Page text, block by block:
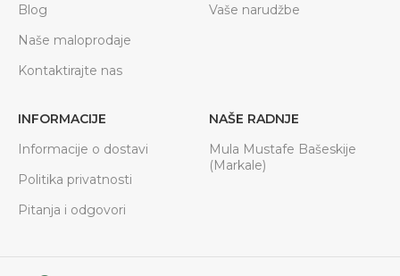
Blog
Naše maloprodaje
Kontaktirajte nas
Vaše narudžbe
INFORMACIJE
Informacije o dostavi
Politika privatnosti
Pitanja i odgovori
NAŠE RADNJE
Mula Mustafe Bašeskije
(Markale)